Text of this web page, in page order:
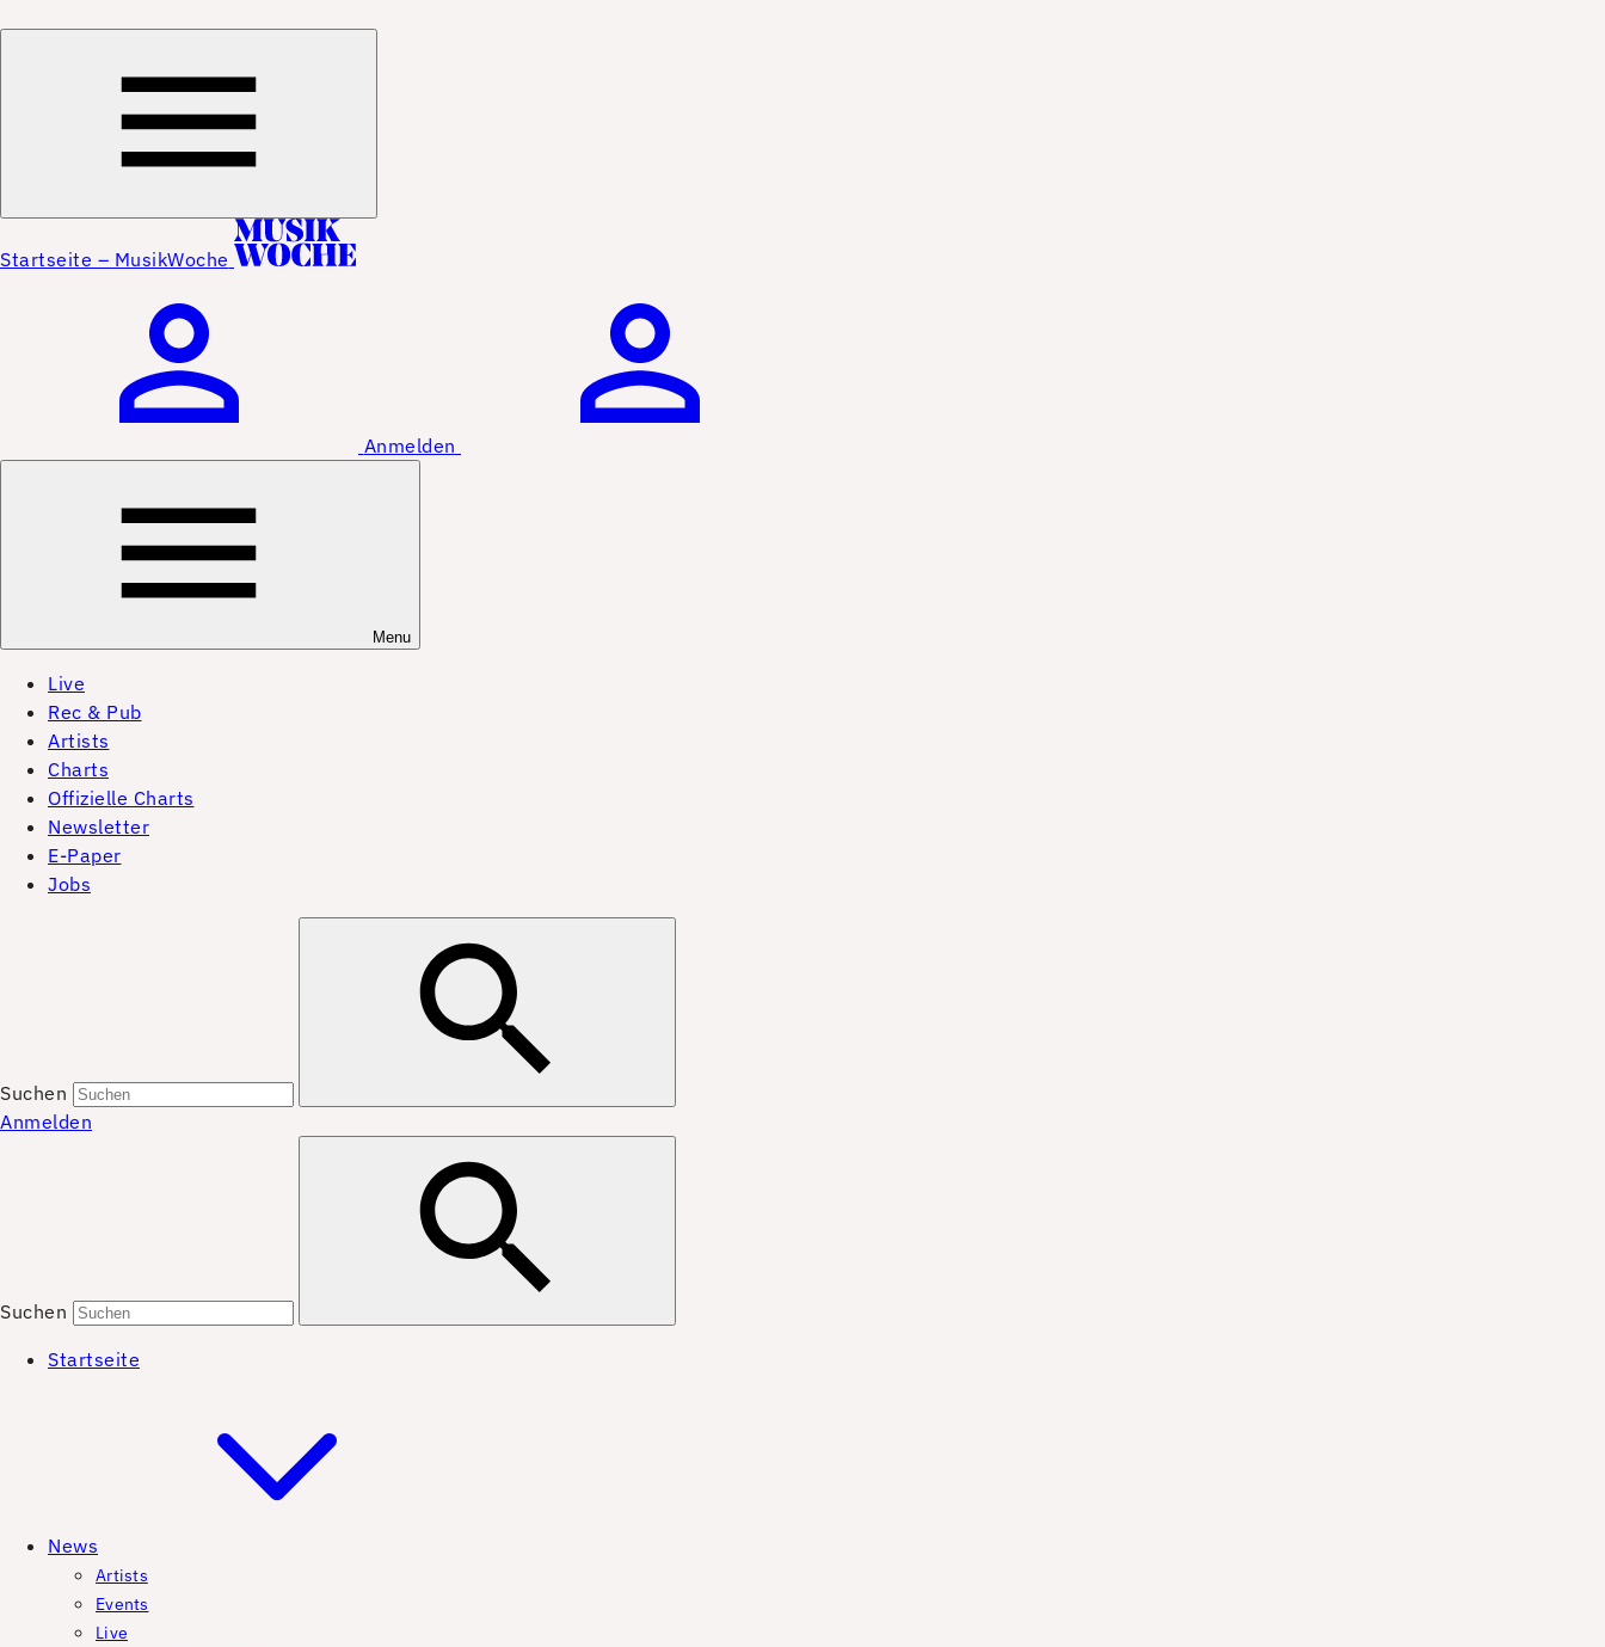
Startseite – MusikWoche
Anmelden
Menu
Live
Rec & Pub
Artists
Charts
Offizielle Charts
Newsletter
E-Paper
Jobs
Suchen
Anmelden
Suchen
Startseite
News
Artists
Events
Live